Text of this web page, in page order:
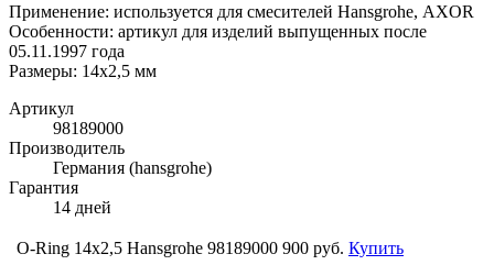
Применение: используется для смесителей Hansgrohe, AXOR
Особенности: артикул для изделий выпущенных после
05.11.1997 года
Размеры: 14x2,5 мм
Артикул
98189000
Производитель
Германия (hansgrohe)
Гарантия
14 дней
O-Ring 14x2,5 Hansgrohe 98189000 900 руб. Купить